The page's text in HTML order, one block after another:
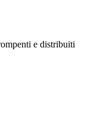
e distribuiti